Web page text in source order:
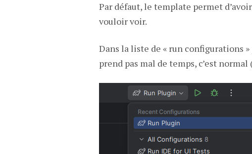
Par défaut, le template permet
vouloir voir.
Dans la liste de « run configurations
prend pas mal de temps, c’est